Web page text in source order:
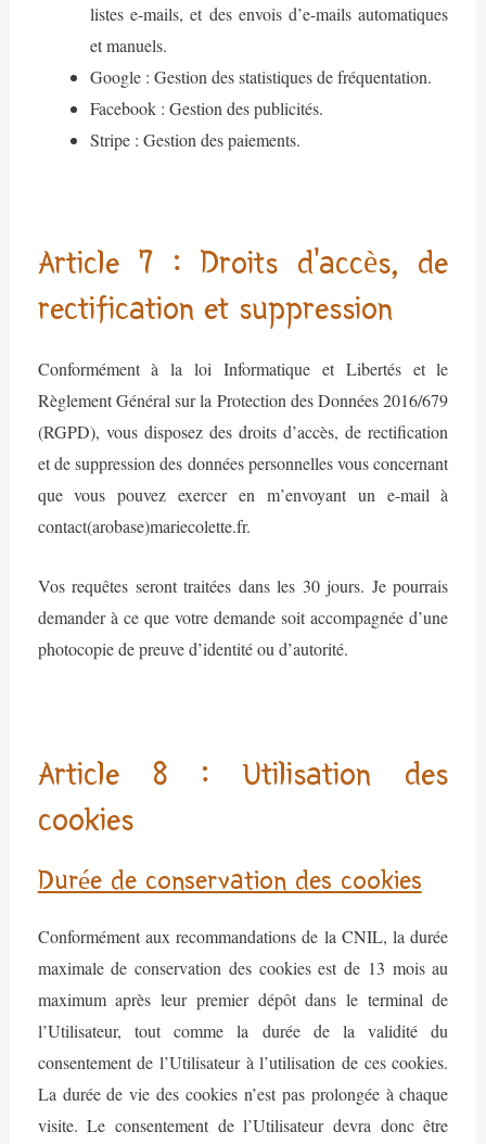
listes e-mails, et des envois d’e-mails automatiques
et manuels.
Google : Gestion des statistiques de fréquentation.
Facebook : Gestion des publicités.
Stripe : Gestion des paiements.
Article 7 : Droits d’accès, de
rectification et suppression
Conformément à la loi Informatique et Libertés et le
Règlement Général sur la Protection des Données 2016/679
(RGPD), vous disposez des droits d’accès, de rectification
et de suppression des données personnelles vous concernant
que vous pouvez exercer en m’envoyant un e-mail à
contact(arobase)mariecolette.fr.
Vos requêtes seront traitées dans les 30 jours. Je pourrais
demander à ce que votre demande soit accompagnée d’une
photocopie de preuve d’identité ou d’autorité.
Article 8 : Utilisation des
cookies
Durée de conservation des cookies
Conformément aux recommandations de la CNIL, la durée
maximale de conservation des cookies est de 13 mois au
maximum après leur premier dépôt dans le terminal de
l’Utilisateur, tout comme la durée de la validité du
consentement de l’Utilisateur à l’utilisation de ces cookies.
La durée de vie des cookies n’est pas prolongée à chaque
visite. Le consentement de l’Utilisateur devra donc être